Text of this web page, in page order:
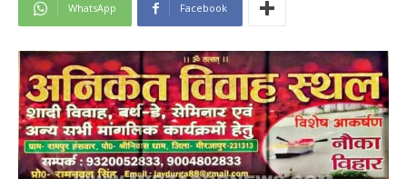
WhatsApp Facebook